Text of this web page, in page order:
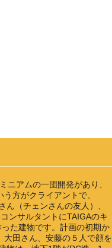
ニアムの一団開発があり、
方がクライアントで、
ん（チェンさんの友人）、
ンサルタントにTAIGAのキ
た建物です。計画の初期か
大田さん、安藤の５人で顔を